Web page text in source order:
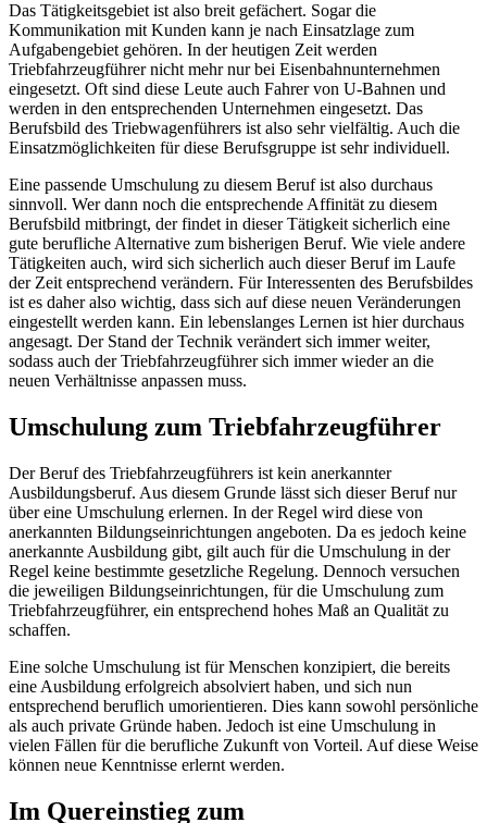
Das Tätigkeitsgebiet ist also breit gefächert. Sogar die
Kommunikation mit Kunden kann je nach Einsatzlage zum
Aufgabengebiet gehören. In der heutigen Zeit werden
Triebfahrzeugführer nicht mehr nur bei Eisenbahnunternehmen
eingesetzt. Oft sind diese Leute auch Fahrer von U-Bahnen und
werden in den entsprechenden Unternehmen eingesetzt. Das
Berufsbild des Triebwagenführers ist also sehr vielfältig. Auch die
Einsatzmöglichkeiten für diese Berufsgruppe ist sehr individuell.
Eine passende Umschulung zu diesem Beruf ist also durchaus
sinnvoll. Wer dann noch die entsprechende Affinität zu diesem
Berufsbild mitbringt, der findet in dieser Tätigkeit sicherlich eine
gute berufliche Alternative zum bisherigen Beruf. Wie viele andere
Tätigkeiten auch, wird sich sicherlich auch dieser Beruf im Laufe
der Zeit entsprechend verändern. Für Interessenten des Berufsbildes
ist es daher also wichtig, dass sich auf diese neuen Veränderungen
eingestellt werden kann. Ein lebenslanges Lernen ist hier durchaus
angesagt. Der Stand der Technik verändert sich immer weiter,
sodass auch der Triebfahrzeugführer sich immer wieder an die
neuen Verhältnisse anpassen muss.
Umschulung zum Triebfahrzeugführer
Der Beruf des Triebfahrzeugführers ist kein anerkannter
Ausbildungsberuf. Aus diesem Grunde lässt sich dieser Beruf nur
über eine Umschulung erlernen. In der Regel wird diese von
anerkannten Bildungseinrichtungen angeboten. Da es jedoch keine
anerkannte Ausbildung gibt, gilt auch für die Umschulung in der
Regel keine bestimmte gesetzliche Regelung. Dennoch versuchen
die jeweiligen Bildungseinrichtungen, für die Umschulung zum
Triebfahrzeugführer, ein entsprechend hohes Maß an Qualität zu
schaffen.
Eine solche Umschulung ist für Menschen konzipiert, die bereits
eine Ausbildung erfolgreich absolviert haben, und sich nun
entsprechend beruflich umorientieren. Dies kann sowohl persönliche
als auch private Gründe haben. Jedoch ist eine Umschulung in
vielen Fällen für die berufliche Zukunft von Vorteil. Auf diese Weise
können neue Kenntnisse erlernt werden.
Im Quereinstieg zum